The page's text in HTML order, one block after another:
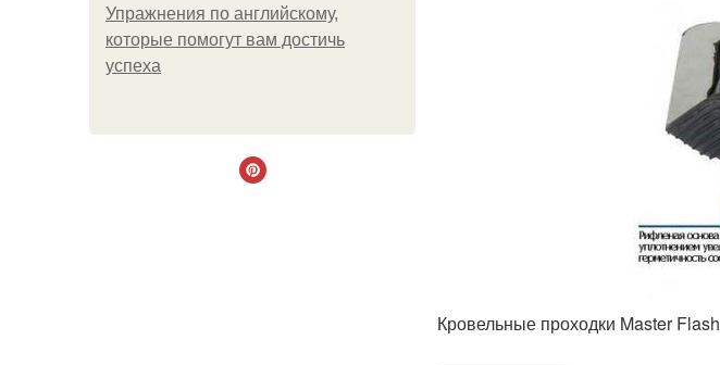
Упражнения по английскому,
которые помогут вам достичь
успеха
Кровельные проходки Master Flash